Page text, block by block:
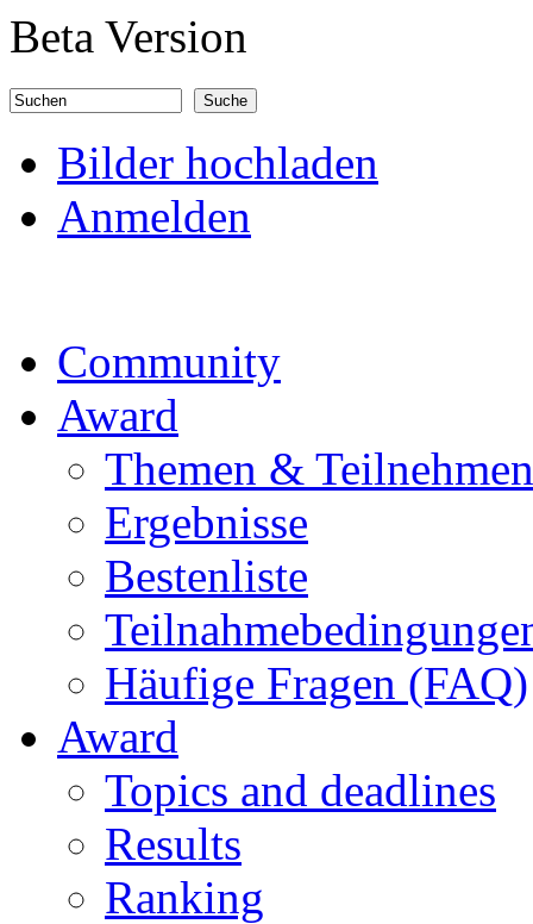
Direkt zum Inhalt
Beta Version
Suchformular
Bilder hochladen
Anmelden
Community
Award
Themen & Teilnehmen
Ergebnisse
Bestenliste
Häufige Fragen (FAQ)
Award
Topics and deadlines
Results
Ranking